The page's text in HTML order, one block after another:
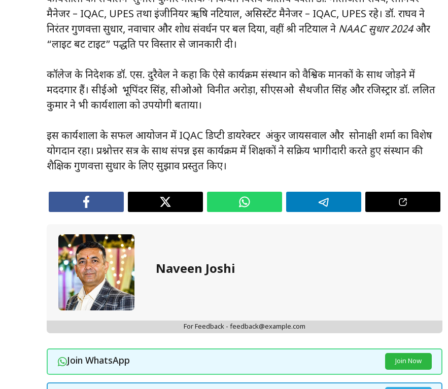
मैनेजर – IQAC, UPES तथा इंजीनियर ऋषि नटियाल, असिस्टेंट मैनेजर – IQAC, UPES रहे। डॉ. राघव ने
निरंतर गुणवत्ता सुधार, नवाचार और शोध संवर्धन पर बल दिया, वहीं श्री नटियाल ने NAAC सुधार 2024और
“लाइट बट टाइट” पद्धति पर विस्तार से जानकारी दी।
कॉलेज के निदेशक डॉ. एस. दुरैवेल ने कहा कि ऐसे कार्यक्रम संस्थान को वैश्विक मानकों के साथ जोड़ने में
मददगार हैं। सीईओ भूपिंदर सिंह, सीओओ विनीत अरोड़ा, सीएसओ सैथजीत सिंह और रजिस्ट्रार डॉ. ललित
कुमार ने भी कार्यशाला को उपयोगी बताया।
इस कार्यशाला के सफल आयोजन में IQAC डिप्टी डायरेक्टर अंकुर जायसवाल और सोनाक्षी शर्मा का विशेष
योगदान रहा। प्रश्नोत्तर सत्र के साथ संपन्न इस कार्यक्रम में शिक्षकों ने सक्रिय भागीदारी करते हुए संस्थान की
शैक्षिक गुणवत्ता सुधार के लिए सुझाव प्रस्तुत किए।
Naveen Joshi
For Feedback - feedback@example.com
Join WhatsApp Join Now